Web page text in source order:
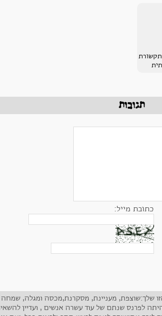
תגובות
כתובת מייל:
שלך:שוצפת, מעניינת, מסקרנת,מכסה ומגלה, שמחה
לפרנס שנתם של עוד עשרה אנשים , ועדיין